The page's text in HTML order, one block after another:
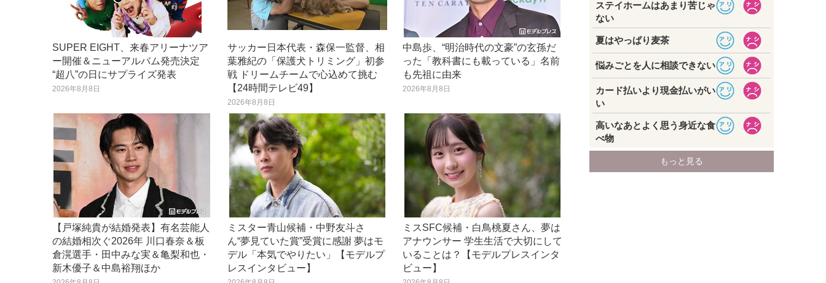
SUPER EIGHT、来春アリーナツア
ー開催＆ニューアルバム発売決定
“超八”の日にサプライズ発表
2026年8月8日
サッカー日本代表・森保一監督、相
葉雅紀の「保護犬トリミング」初参
戦 ドリームチームで心込めて挑む
【24時間テレビ49】
2026年8月8日
中島歩、“明治時代の文豪”の玄孫だ
った「教科書にも載っている」名前
も先祖に由来
2026年8月8日
【戸塚純貴が結婚発表】有名芸能人
の結婚相次ぐ2026年 川口春奈＆板
倉滉選手・田中みな実＆亀梨和也・
新木優子＆中島裕翔ほか
ミスター青山候補・中野友斗さ
ん“夢見ていた賞”受賞に感謝 夢はモ
デル「本気でやりたい」【モデルプ
レスインタビュー】
ミスSFC候補・白鳥桃夏さん、夢は
アナウンサー 学生生活で大切にして
いることは？【モデルプレスインタ
ビュー】